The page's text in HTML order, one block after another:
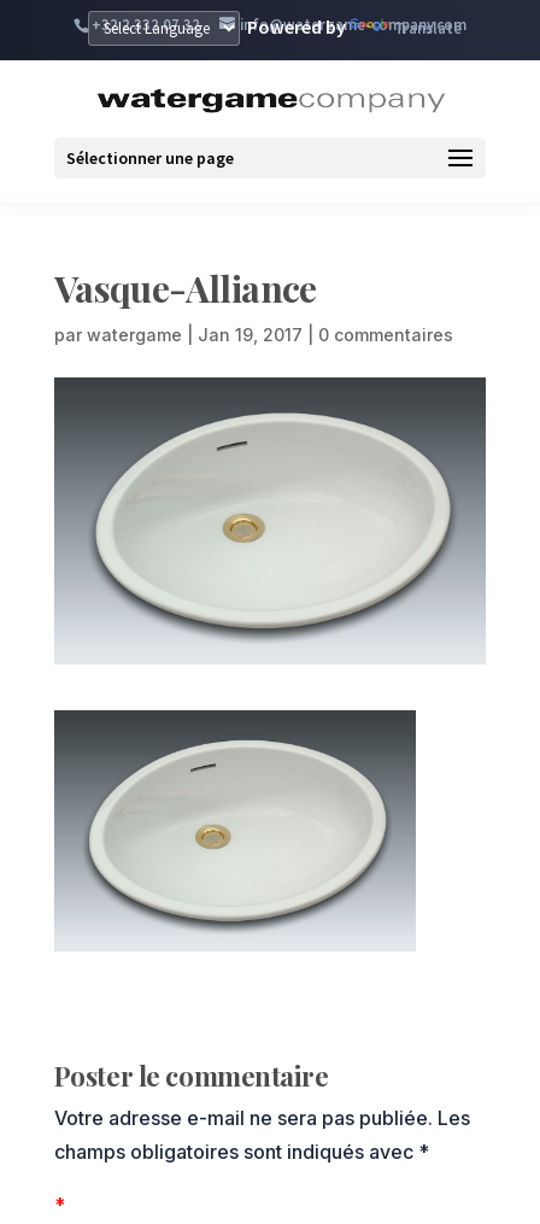
+32 2 332 07 32 info@watergame-company.com
Powered by Translate
Sélectionner une page
Vasque-Alliance
par watergame Jan 19, 2017 0 commentaires
Poster le commentaire
Votre adresse e-mail ne sera pas publiée. Les
champs obligatoires sont indiqués avec *
*